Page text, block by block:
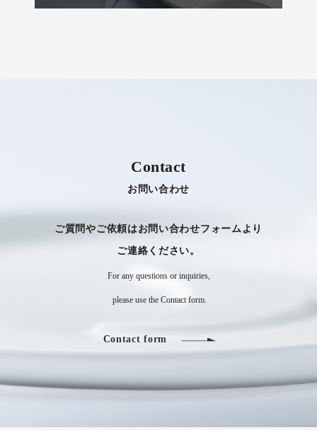
Contact
お問い合わせ
ご質問やご依頼はお問い合わせフォームより
​​​​​​​ご連絡ください。
For any questions or inquiries,
​​​​​​​ please use the Contact form.
Contact form